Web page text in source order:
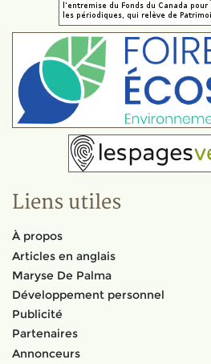
Liens utiles
À propos
Articles en anglais
Maryse De Palma
Développement personnel
Publicité
Partenaires
Annonceurs